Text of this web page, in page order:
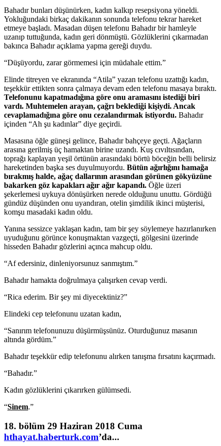
Bahadır bunları düşünürken, kadın kalkıp resepsiyona yöneldi.
Yokluğundaki birkaç dakikanın sonunda telefonu tekrar hareket
etmeye başladı. Masadan düşen telefonu Bahadır bir hamleyle
uzanıp tuttuğunda, kadın geri dönmüştü. Gözlüklerini çıkarmadan
bakınca Bahadır açıklama yapma gereği duydu.
“Düşüyordu, zarar görmemesi için müdahale ettim.”
Elinde titreyen ve ekranında “Atila” yazan telefonu uzattığı kadın,
teşekkür ettikten sonra çalmaya devam eden telefonu masaya bıraktı.
Telefonunu kapatmadığına göre onu aramasını istediği biri
vardı. Muhtemelen arayan, çağrı beklediği kişiydi. Ancak
cevaplamadığına göre onu cezalandırmak istiyordu. Bahadır
içinden “Ah şu kadınlar” diye geçirdi.
Masasına öğle güneşi gelince, Bahadır bahçeye geçti. Ağaçların
arasına gerilmiş üç hamaktan birine uzandı. Kuş cıvıltısından,
toprağı kaplayan yeşil örtünün arasındaki börtü böceğin belli belirsiz
hareketinden başka ses duyulmuyordu. Bütün ağırlığını hamağa
bırakmış halde, ağaç dallarının arasından görünen gökyüzüne
bakarken göz kapakları ağır ağır kapandı. Öğle üzeri
şekerlemesi uykuya dönüşürken nerede olduğunu unuttu. Gördüğü
gündüz düşünden onu uyandıran, otelin şimdilik ikinci müşterisi,
komşu masadaki kadın oldu.
Yanına sessizce yaklaşan kadın, tam bir şey söylemeye hazırlanırken
uyuduğunu görünce konuşmaktan vazgeçti, gölgesini üzerinde
hisseden Bahadır gözlerini açınca mahcup oldu.
“Af edersiniz, dinleniyorsunuz sanmıştım.”
Bahadır hamakta doğrulmaya çalışırken cevap verdi.
“Rica ederim. Bir şey mi diyecektiniz?”
Elindeki cep telefonunu uzatan kadın,
“Sanırım telefonunuzu düşürmüşsünüz. Oturduğunuz masanın
altında gördüm.”
Bahadır teşekkür edip telefonunu alırken tanışma fırsatını kaçırmadı.
“Bahadır.”
Kadın gözlüklerini çıkarırken gülümsedi.
“Sinem.”
18. bölüm 29 Haziran 2018 Cuma
hthayat.haberturk.com’da...